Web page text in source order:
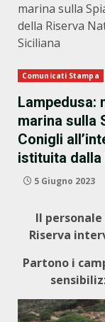
marina sulla
della Riserva
Siciliana
Comunicati Stampa
Lampedusa:
marina sulla
Conigli
istituita dalla
5 Giugno 2023
Il
Riserva
Partono i